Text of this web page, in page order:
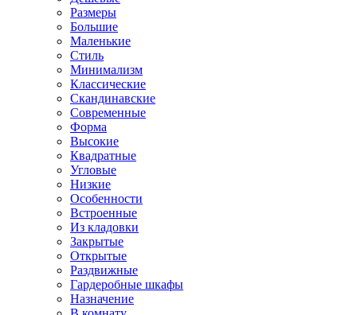
Размеры
Большие
Маленькие
Стиль
Минимализм
Классические
Скандинавские
Современные
Форма
Высокие
Квадратные
Угловые
Низкие
Особенности
Встроенные
Из кладовки
Закрытые
Открытые
Раздвижные
Гардеробные шкафы
Назначение